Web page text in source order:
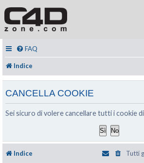
FAQ
Indice
CANCELLA COOKIE
Sei sicuro di volere cancellare tutti i cookie
Indice Tutti